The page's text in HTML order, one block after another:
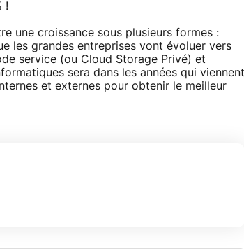
!
une croissance sous plusieurs formes :
les grandes entreprises vont évoluer vers
service (ou Cloud Storage Privé) et
sera dans les années qui viennent
et externes pour obtenir le meilleur